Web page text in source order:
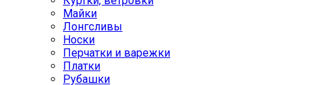
Майки
Лонгсливы
Носки
Перчатки и варежки
Платки
Рубашки